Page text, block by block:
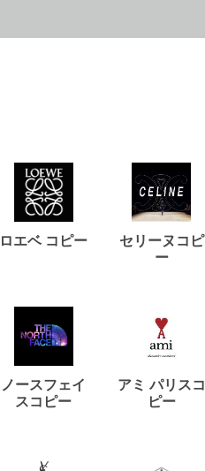
ロエベ コピー
セリーヌコピ
ー
ノースフェイ
スコピー
アミ パリスコ
ピー